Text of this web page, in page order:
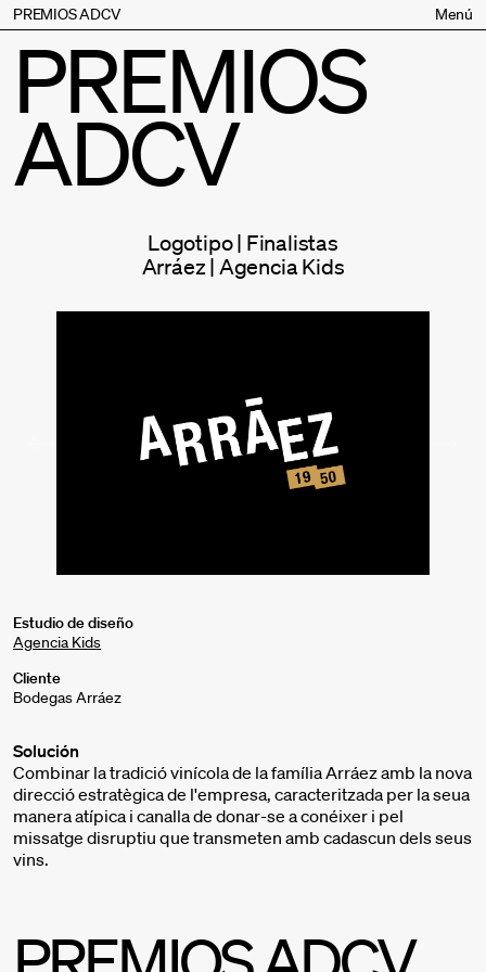
PREMIOS ADCV
Bases
Jurado
Inscripción
Palmarés
Premios especiales
Supporters
Contacto
Menú
PREMIOS
ADCV
Logotipo | Finalistas
Arráez | Agencia Kids
Estudio de diseño
Agencia Kids
Cliente
Bodegas Arráez
Solución
Combinar la tradició vinícola de la família Arráez amb la nova
direcció estratègica de l'empresa, caracteritzada per la seua
manera atípica i canalla de donar-se a conéixer i pel
missatge disruptiu que transmeten amb cadascun dels seus
vins.